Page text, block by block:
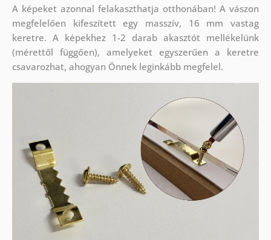
A képeket azonnal felakaszthatja otthonában! A vászon
megfelelően kifeszített egy masszív, 16 mm vastag
keretre. A képekhez 1-2 darab akasztót mellékelünk
(mérettől függően), amelyeket egyszerűen a keretre
csavarozhat, ahogyan Önnek leginkább megfelel.